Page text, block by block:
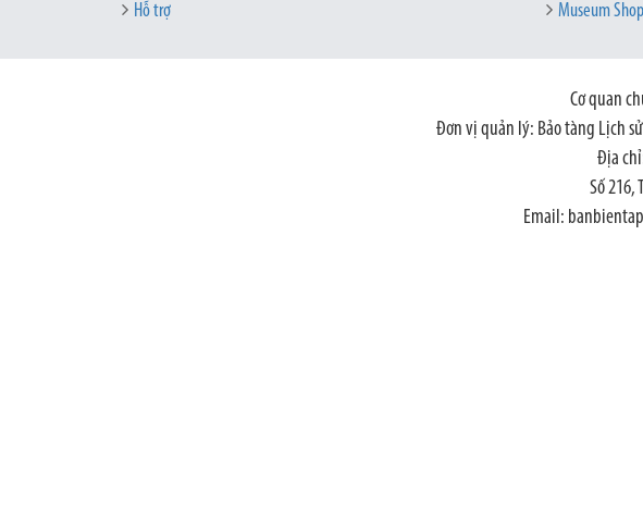
Hỗ trợ
Museum Shop
Cơ quan
Đơn vị quản lý: Bảo tàng Lịch
Địa
Số 216,
Email: